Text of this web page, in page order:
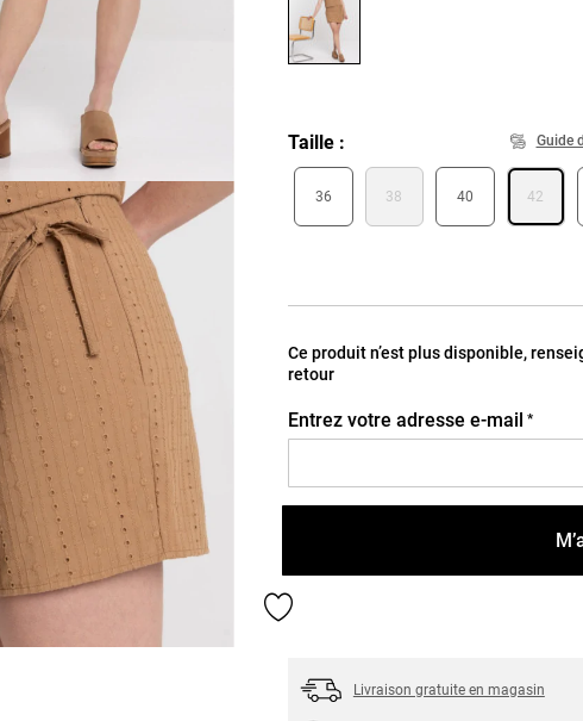
Taille Guide
36 38 40 42
Ce produit n’est plus disponible,
retour
Entrez votre adresse e-mail *
Ajouter aux favoris
Livraison gratuite en magasin